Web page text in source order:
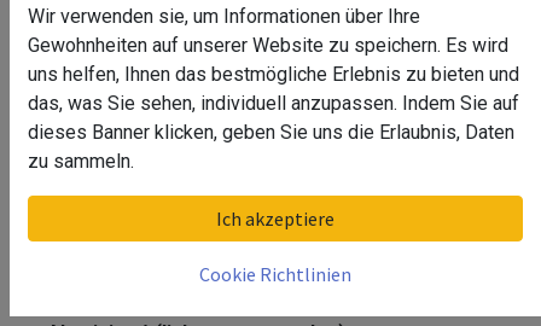
Endkappe, Easy Glass Slim,
Seitenm., MOD 8032, Aluminium^
Wir verwenden sie, um Informationen über Ihre
Gewohnheiten auf unserer Website zu speichern. Es wird
uns helfen, Ihnen das bestmögliche Erlebnis zu bieten und
das, was Sie sehen, individuell anzupassen. Indem Sie auf
dieses Banner klicken, geben Sie uns die Erlaubnis, Daten
zu sammeln.
Ich akzeptiere
Cookie Richtlinien